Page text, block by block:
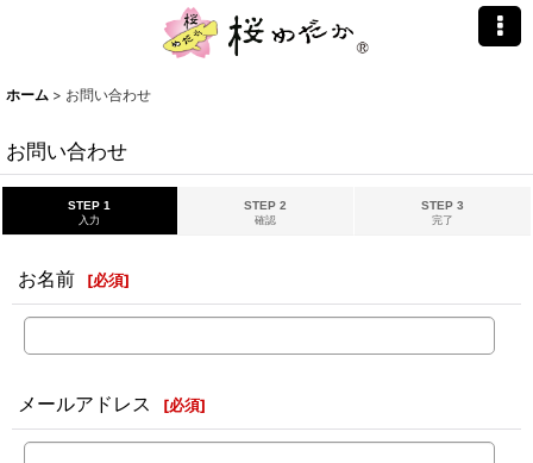
ホーム > お問い合わせ
お問い合わせ
STEP 1
入力
STEP 2
確認
STEP 3
完了
お名前 [必須]
メールアドレス [必須]